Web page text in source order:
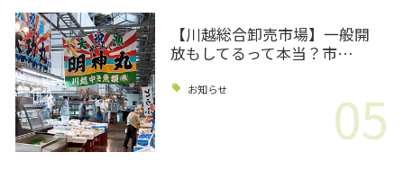
【川越総合卸売市場】一般開
放もしてるって本当？市…
お知らせ 05